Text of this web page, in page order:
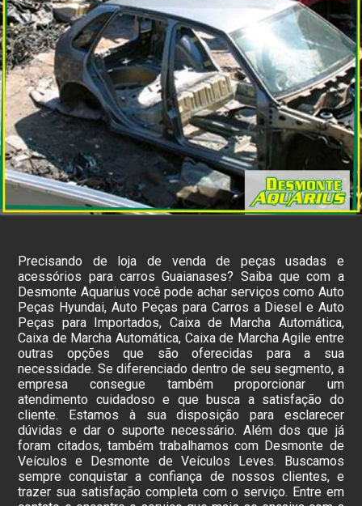
Precisando de loja de venda de peças usadas e
acessórios para carros Guaianases? Saiba que com a
Desmonte Aquarius você pode achar serviços como Auto
Peças Hyundai, Auto Peças para Carros a Diesel e Auto
Peças para Importados, Caixa de Marcha Automática,
Caixa de Marcha Automática, Caixa de Marcha Agile entre
outras opções que são oferecidas para a sua
necessidade. Se diferenciado dentro de seu segmento, a
empresa consegue também proporcionar um
atendimento cuidadoso e que busca a satisfação do
cliente. Estamos à sua disposição para esclarecer
dúvidas e dar o suporte necessário. Além dos que já
foram citados, também trabalhamos com Desmonte de
Veículos e Desmonte de Veículos Leves. Buscamos
sempre conquistar a confiança de nossos clientes, e
trazer sua satisfação completa com o serviço. Entre em